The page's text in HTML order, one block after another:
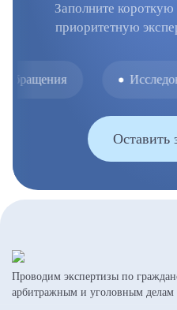
Заполните
приоритетную
Оставить
Проводим экспертизы по
арбитражным и уголовным делам